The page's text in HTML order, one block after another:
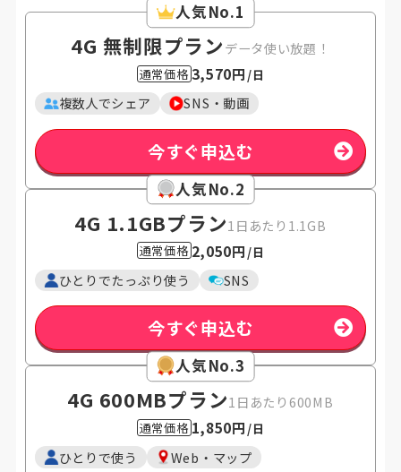
人気No.1
4G 無制限プランデータ使い放題！
通常価格3,570円 /日
複数人でシェア SNS・動画
今すぐ申込む
人気No.2
4G 1.1GBプラン1日あたり1.1GB
通常価格2,050円 /日
ひとりでたっぷり使う SNS
今すぐ申込む
人気No.3
4G 600MBプラン1日あたり600MB
通常価格1,850円 /日
ひとりで使う Web・マップ